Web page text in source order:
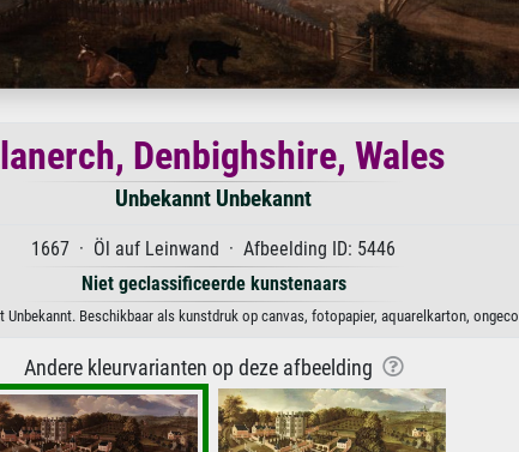
Denbighshire, Wales
Unbekannt Unbekannt
1667 · Öl auf Leinwand · Afbeelding ID: 5446
Niet geclassificeerde kunstenaars
Unbekannt. Beschikbaar als kunstdruk op canvas, fotopapier, aquarelkarton,
Andere kleurvarianten op deze afbeelding